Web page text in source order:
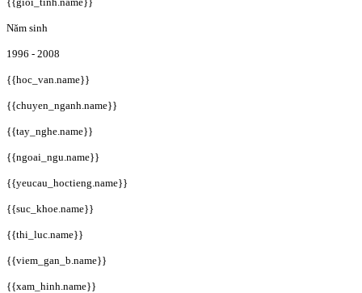
Năm sinh
1996 - 2008
{{hoc_van.name}}
{{chuyen_nganh.name}}
{{tay_nghe.name}}
{{ngoai_ngu.name}}
{{yeucau_hoctieng.name}}
{{suc_khoe.name}}
{{thi_luc.name}}
{{viem_gan_b.name}}
{{xam_hinh.name}}